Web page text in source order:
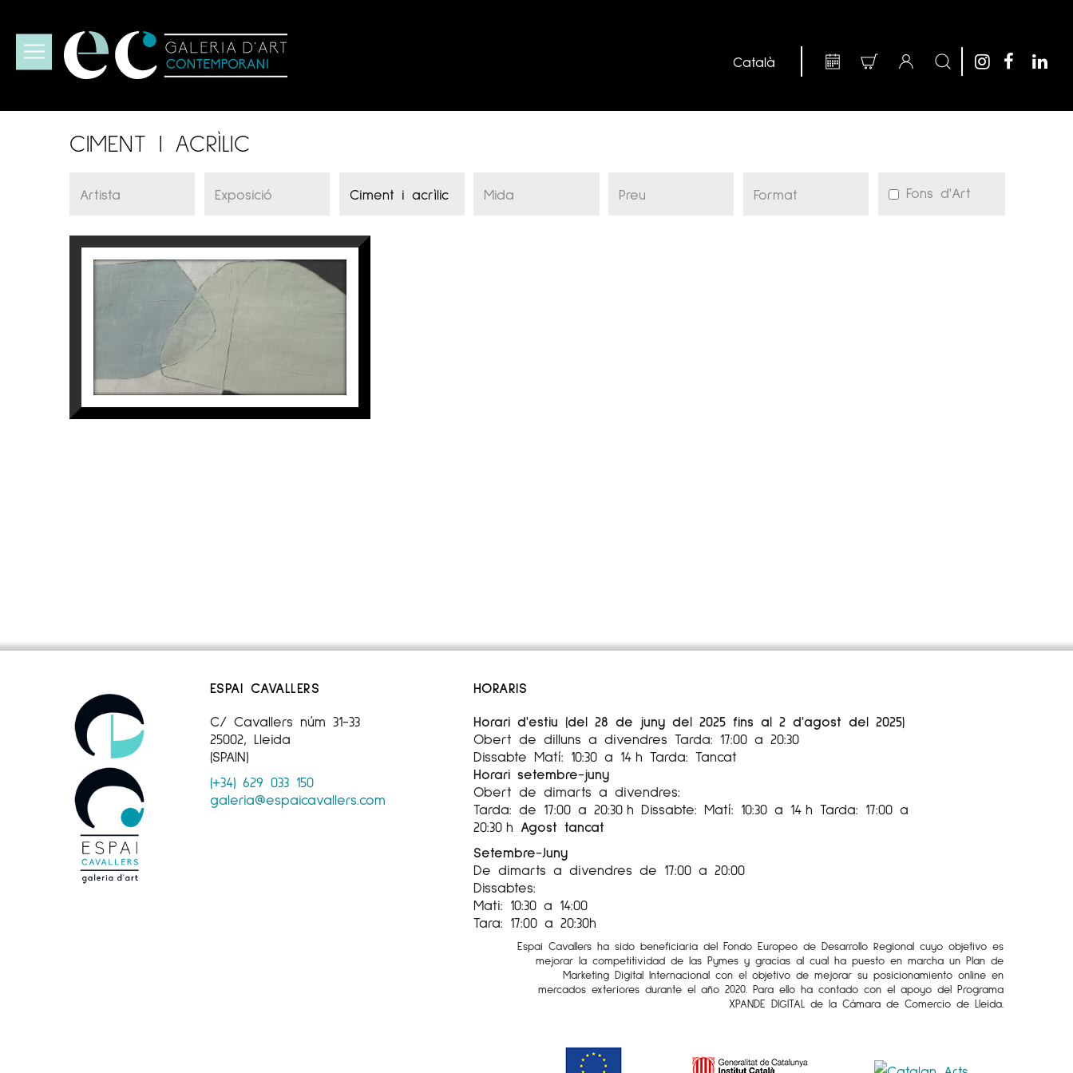
CIMENT I ACRÌLIC
Fons d'Art
ABRAÇADA
Núria Guinovart
2.880
ESPAI CAVALLERS
C/ Cavallers núm 31-33
25002, Lleida
(SPAIN)
(+34) 629 033 150
galeria@espaicavallers.com
HORARIS
Horari d'estiu (del 28 de juny del 2025 fins al 2 d'agost del 2025)
Obert de dilluns a divendres Tarda: 17:00 a 20:30
Dissabte Matí: 10:30 a 14 h Tarda: Tancat
Horari setembre-juny
Obert de dimarts a divendres:
Tarda: de 17:00 a 20:30 h Dissabte: Matí: 10:30 a 14 h Tarda: 17:00 a
20:30 h Agost tancat
Setembre-Juny
De dimarts a divendres de 17:00 a 20:00
Dissabtes:
Mati: 10:30 a 14:00
Tara: 17:00 a 20:30h
Espai Cavallers ha sido beneficiaria del Fondo Europeo de Desarrollo Regional cuyo objetivo es
mejorar la competitividad de las Pymes y gracias al cual ha puesto en marcha un Plan de
Marketing Digital Internacional con el objetivo de mejorar su posicionamiento online en
mercados exteriores durante el año 2020. Para ello ha contado con el apoyo del Programa
XPANDE DIGITAL de la Cámara de Comercio de Lleida.